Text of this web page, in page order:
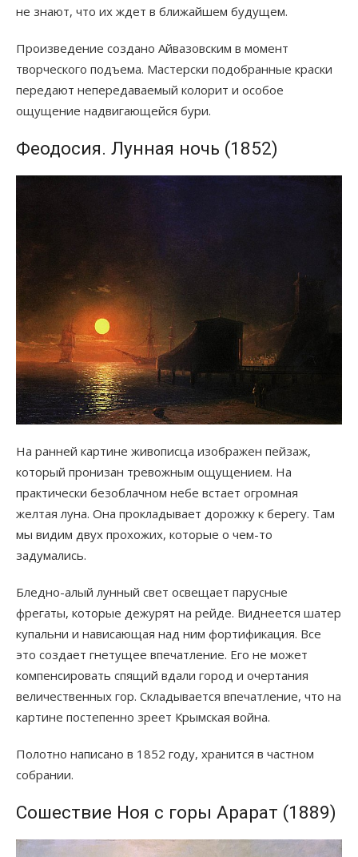
не знают, что их ждет в ближайшем будущем.
Произведение создано Айвазовским в момент
творческого подъема. Мастерски подобранные краски
передают непередаваемый колорит и особое
ощущение надвигающейся бури.
Феодосия. Лунная ночь (1852)
На ранней картине живописца изображен пейзаж,
который пронизан тревожным ощущением. На
практически безоблачном небе встает огромная
желтая луна. Она прокладывает дорожку к берегу. Там
мы видим двух прохожих, которые о чем-то
задумались.
Бледно-алый лунный свет освещает парусные
фрегаты, которые дежурят на рейде. Виднеется шатер
купальни и нависающая над ним фортификация. Все
это создает гнетущее впечатление. Его не может
компенсировать спящий вдали город и очертания
величественных гор. Складывается впечатление, что на
картине постепенно зреет Крымская война.
Полотно написано в 1852 году, хранится в частном
собрании.
Сошествие Ноя с горы Арарат (1889)